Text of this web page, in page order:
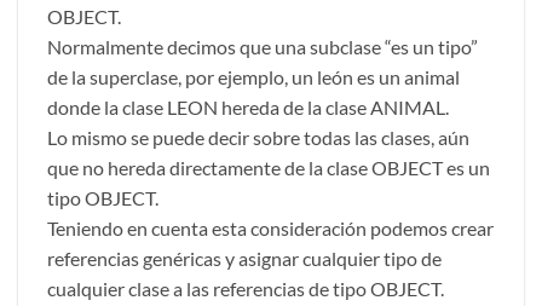
OBJECT.
Normalmente decimos que una subclase “es un tipo”
de la superclase, por ejemplo, un león es un animal
donde la clase LEON hereda de la clase ANIMAL.
Lo mismo se puede decir sobre todas las clases, aún
que no hereda directamente de la clase OBJECT es un
tipo OBJECT.
Teniendo en cuenta esta consideración podemos crear
referencias genéricas y asignar cualquier tipo de
cualquier clase a las referencias de tipo OBJECT.